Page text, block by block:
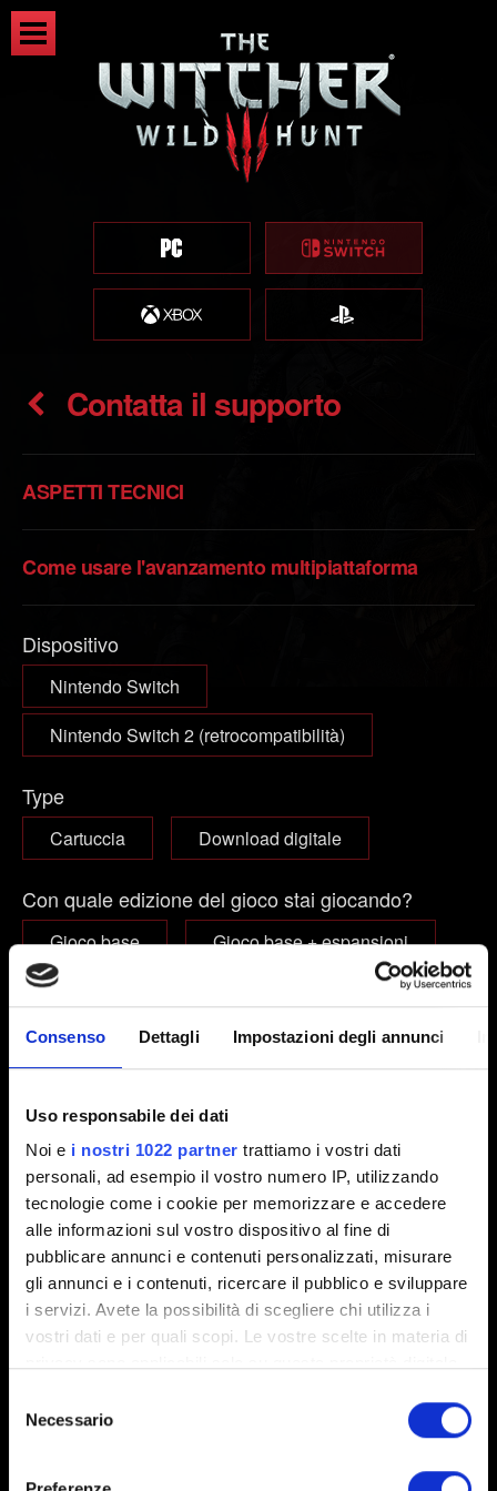
Consenso Dettagli Impostazioni degli annunci
Uso responsabile dei dati
Noi e i nostri 1022 partner trattiamo i vostri dati
personali, ad esempio il vostro numero IP, utilizzando
tecnologie come i cookie per memorizzare e accedere
alle informazioni sul vostro dispositivo al fine di
pubblicare annunci e contenuti personalizzati, misurare
gli annunci e i contenuti, ricercare il pubblico e sviluppare
i servizi. Avete la possibilità di scegliere chi utilizza i
vostri dati e per quali scopi. Le vostre scelte in materia di
modificare o revocare il proprio consenso in qualsiasi
momento dalla Dichiarazione sui cookie o facendo clic
delNecessario
Contatta il supporto
ASPETTI TECNICI
Come usare l'avanzamento multipiattaforma
Dispositivo
Nintendo Switch
Nintendo Switch 2 (retrocompatibilità)
Type
Cartuccia Download digitale
Con quale edizione del gioco stai giocando?
Gioco base
Gioco base + espansioni
Complete Edition
Email (attento agli errori!)
Breve descrizione del problema
0/20
Aggiungi file
schermata per evidenziare un problema grafico).